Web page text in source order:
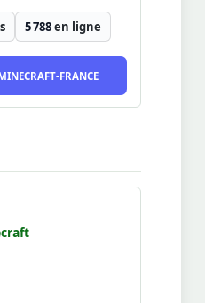
5 788en ligne
FRANCE